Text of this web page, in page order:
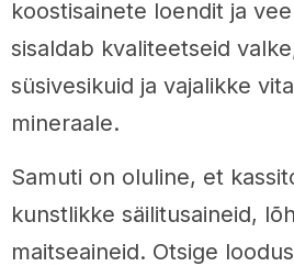
koostisainete loendit ja
sisaldab kvaliteetseid
süsivesikuid ja vajalikke
mineraale.
Samuti on oluline, et
kunstlikke säilitusaineid,
maitseaineid. Otsige